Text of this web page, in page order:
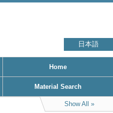
日本語
Home
Material Search
Show All